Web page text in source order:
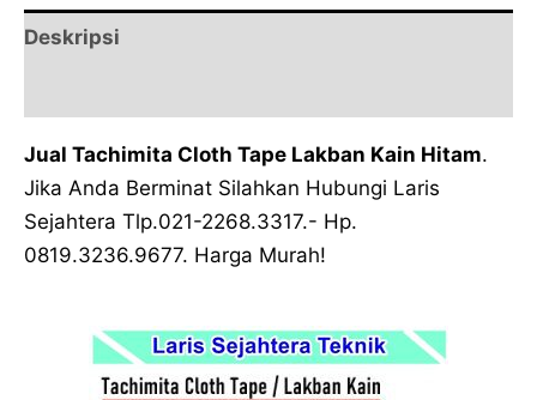
Deskripsi
Jual Tachimita Cloth Tape Lakban Kain Hitam.
Jika Anda Berminat Silahkan Hubungi Laris
Sejahtera Tlp.021-2268.3317.- Hp.
0819.3236.9677. Harga Murah!